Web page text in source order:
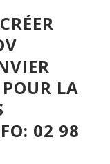
LA
02 98